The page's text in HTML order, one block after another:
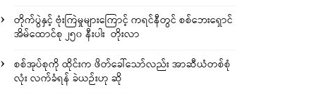
တိုက်ပွဲနှင့် ဗုံးကြဲမှုများကြောင့် ကရင်နီတွင် စစ်ဘေးရှောင်
အိမ်ထောင်စု ၂၅၀ နီးပါး တိုးလာ
စစ်အုပ်စုကို ထိုင်းက ဖိတ်ခေါ်သော်လည်း အာဆီယံတစ်စုံ
လုံး လက်ခံရန် ခဲယဉ်းဟု ဆို